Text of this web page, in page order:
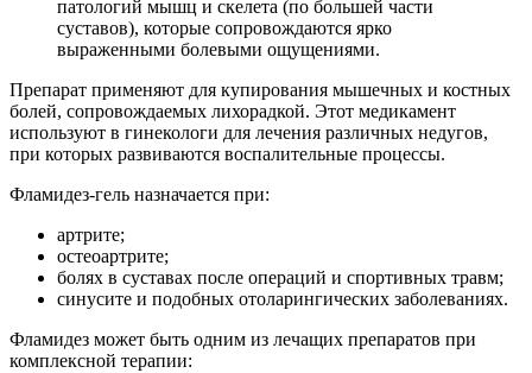
патологий мышц и скелета (по большей части
суставов), которые сопровождаются ярко
выраженными болевыми ощущениями.
Препарат применяют для купирования мышечных и костных
болей, сопровождаемых лихорадкой. Этот медикамент
используют в гинекологи для лечения различных недугов,
при которых развиваются воспалительные процессы.
Фламидез-гель назначается при:
артрите;
остеоартрите;
болях в суставах после операций и спортивных травм;
синусите и подобных отоларингических заболеваниях.
Фламидез может быть одним из лечащих препаратов при
комплексной терапии: